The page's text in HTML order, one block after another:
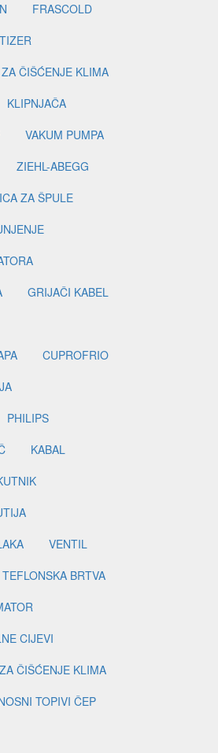
FRASCOLD
ČIŠĆENJE KLIMA
KLIPNJAČA
VAKUM PUMPA
ZIEHL-ABEGG
ZA ŠPULE
GRIJAČI KABEL
CUPROFRIO
PHILIPS
KABAL
VENTIL
TEFLONSKA BRTVA
CIJEVI
ČIŠĆENJE KLIMA
TOPIVI ČEP